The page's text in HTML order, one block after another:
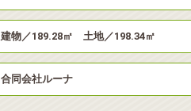
建物／189.28㎡ 土地／198.34㎡
合同会社ルーナ